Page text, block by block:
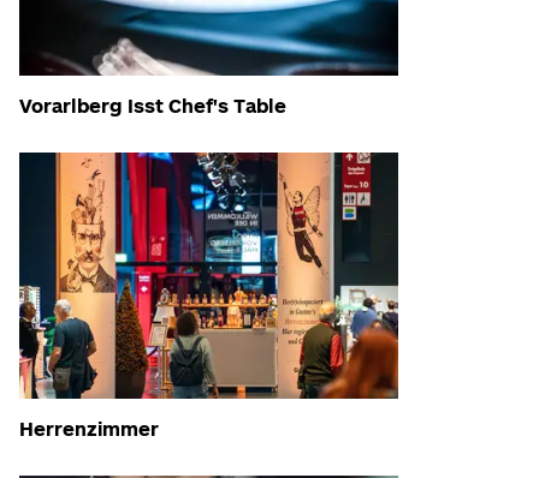
Vorarlberg Isst Chef's Table
Herrenzimmer